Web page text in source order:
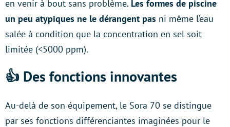
en venir à bout sans problème. Les formes de piscine
un peu atypiques ne le dérangent pas ni même l’eau
salée à condition que la concentration en sel soit
limitée (<5000 ppm).
👍 Des fonctions innovantes
Au-delà de son équipement, le Sora 70 se distingue
par ses fonctions différenciantes imaginées pour le